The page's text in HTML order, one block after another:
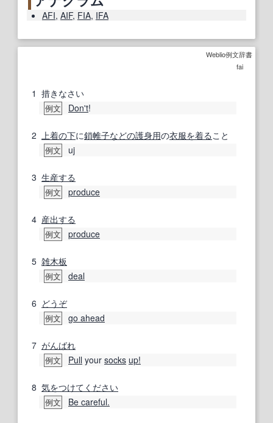
AFI, AIF, FIA, IFA
Weblio例文辞書
fai
1 措きなさい
例文 Don't!
2 上着の下に鎖帷子などの護身用の衣服を着る こと
例文 uj
3 生産する
例文 produce
4 産出する
例文 produce
5 雑木板
例文 deal
6 どうぞ
例文 go ahead
7 がんばれ
例文 Pull your socks up!
8 気をつけてください
例文 Be careful.